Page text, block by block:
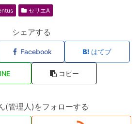
セリエA
シェアする
Facebook はてブ
コピー
(管理人)をフォローする